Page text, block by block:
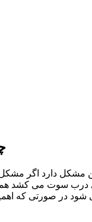
دارد اگر مشکل
درب سوت می کشد
صورتی که اهمیتی